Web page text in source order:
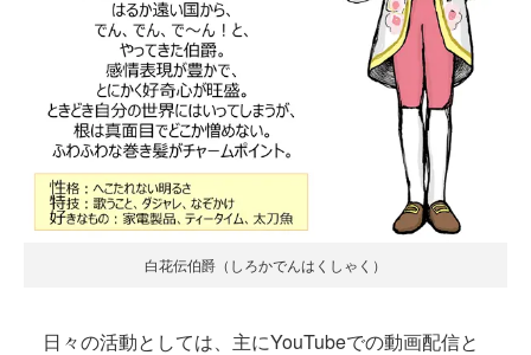
白花伝伯爵（しろかでんはくしゃく）
日々の活動としては、主にYouTubeでの動画配信と